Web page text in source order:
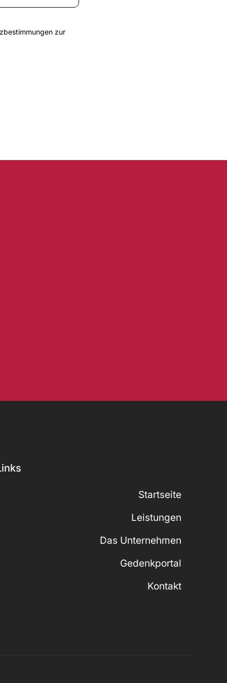
zur
Startseite
Leistungen
Das Unternehmen
Gedenkportal
Kontakt